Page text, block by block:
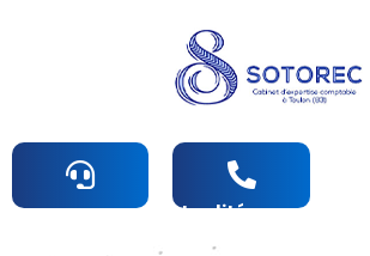
Actualités comptables